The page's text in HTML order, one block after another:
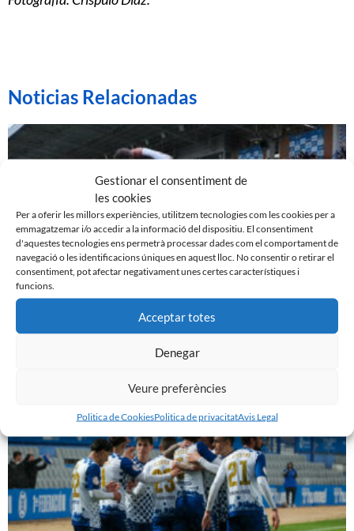
Gestionar el consentiment de
les cookies
Per a oferir les millors experiències, utilitzem tecnologies com les cookies per a
emmagatzemar i/o accedir a la informació del dispositiu. El consentiment
d'aquestes tecnologies ens permetrà processar dades com el comportament de
navegació o les identificacions úniques en aquest lloc. No consentir o retirar el
consentiment, pot afectar negativament unes certes característiques i
funcions.
Acceptar totes
Denegar
Veure preferències
Politica de CookiesPolitica de privacitatAvis Legal
Noticias Relacionadas
EL SABADELL EMPATA DAVANT LA CULTURAL A LA
NOVA CREU ALTA